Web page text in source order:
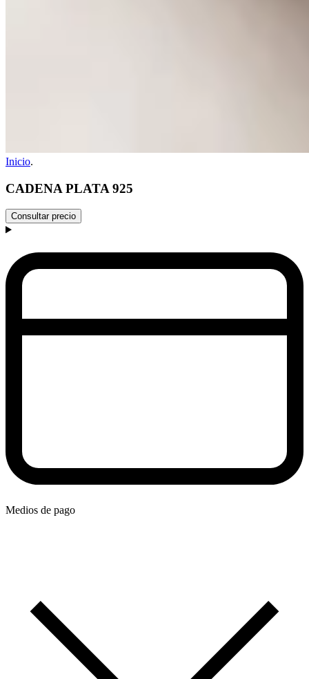
Inicio.
CADENA PLATA 925
Consultar precio
Medios de pago